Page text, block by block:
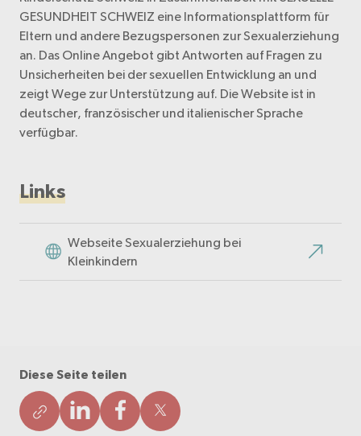
GESUNDHEIT SCHWEIZ eine Informationsplattform für
Eltern und andere Bezugspersonen zur Sexualerziehung
an. Das Online Angebot gibt Antworten auf Fragen zu
Unsicherheiten bei der sexuellen Entwicklung an und
zeigt Wege zur Unterstützung auf. Die Website ist in
deutscher, französischer und italienischer Sprache
verfügbar.
Links
Webseite Sexualerziehung bei
Kleinkindern
Diese Seite teilen